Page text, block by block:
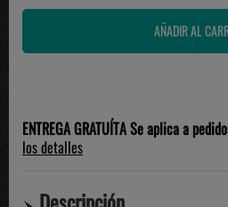
ENTREGA GRATUÍTA Se aplica a
los detalles